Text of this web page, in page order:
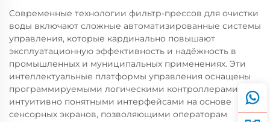
Современные технологии фильтр-прессов для очистки
воды включают сложные автоматизированные системы
управления, которые кардинально повышают
эксплуатационную эффективность и надёжность в
промышленных и муниципальных применениях. Эти
интеллектуальные платформы управления оснащены
программируемыми логическими контроллерами с
интуитивно понятными интерфейсами на основе
сенсорных экранов, позволяющими операторам